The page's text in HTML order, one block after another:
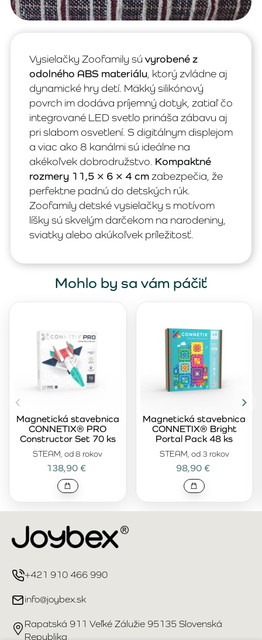
Vysielačky Zoofamily sú vyrobené z
odolného ABS materiálu , ktorý zvládne aj
dynamické hry detí. Mäkký silikónový
povrch im dodáva príjemný dotyk, zatiaľ čo
integrované LED svetlo prináša zábavu aj
pri slabom osvetlení. S digitálnym displejom
a viac ako 8 kanálmi sú ideálne na
akékoľvek dobrodružstvo. Kompaktné
rozmery 11,5 × 6 × 4 cm zabezpečia, že
perfektne padnú do detských rúk.
Zoofamily detské vysielačky s motívom
líšky sú skvelým darčekom na narodeniny,
sviatky alebo akúkoľvek príležitosť.
Mohlo by sa vám páčiť
STEAM, od 8 rokov
Magnetická stavebnica
CONNETIX® PRO
Constructor Set 70 ks
138,90 €
STEAM, od 3 rokov
Magnetická stavebnica
CONNETIX® Bright
Portal Pack 48 ks
98,90 €
+421 910 466 990
info@joybex.sk
Rapatská 911 Veľké Zálužie 95135 Slovenská
Republika